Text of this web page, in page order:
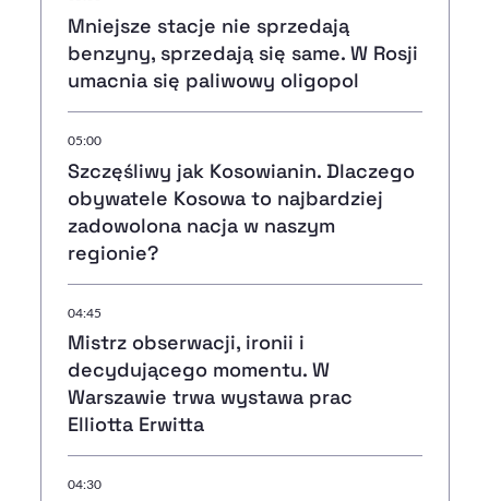
Mniejsze stacje nie sprzedają
benzyny, sprzedają się same. W Rosji
umacnia się paliwowy oligopol
05:00
Szczęśliwy jak Kosowianin. Dlaczego
obywatele Kosowa to najbardziej
zadowolona nacja w naszym
regionie?
04:45
Mistrz obserwacji, ironii i
decydującego momentu. W
Warszawie trwa wystawa prac
Elliotta Erwitta
04:30